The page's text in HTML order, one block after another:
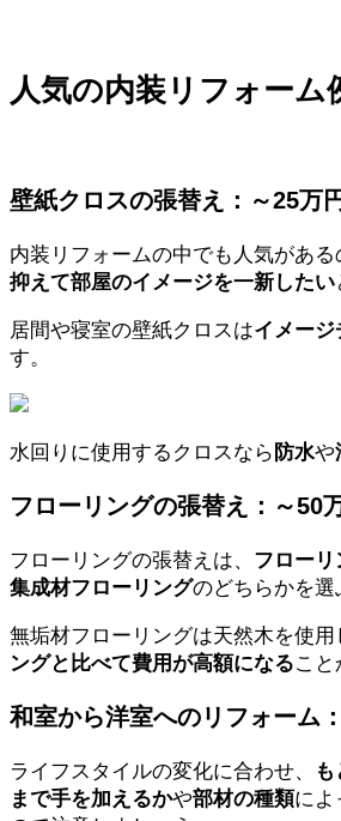
人気の内装リフォーム
壁紙クロスの張替え：～25万
内装リフォームの中でも人気がある
抑えて部屋のイメージを一新したい
居間や寝室の壁紙クロスはイメージ
す。
水回りに使用するクロスなら 防水や
フローリングの張替え：～50
フローリングの張替えは、 フローリ
集成材フローリングのどちらかを選
無垢材フローリングは天然木を使用
ングと比べて費用が高額になること
和室から洋室へのリフォーム
ライフスタイルの変化に合わせ、
まで手を加えるかや部材の種類によ